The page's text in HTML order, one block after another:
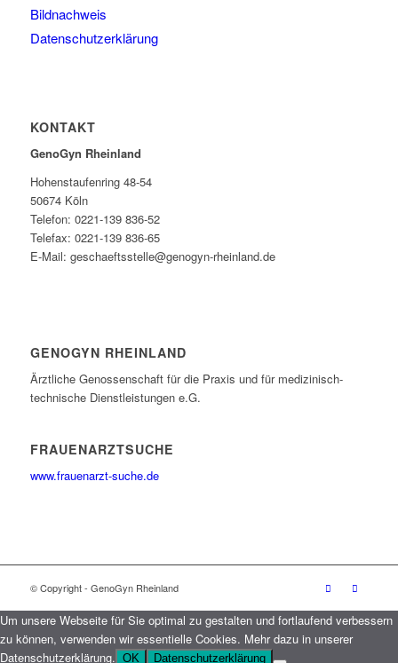
Bildnachweis
Datenschutzerklärung
KONTAKT
GenoGyn Rheinland
Hohenstaufenring 48-54
50674 Köln
Telefon: 0221-139 836-52
Telefax: 0221-139 836-65
E-Mail: geschaeftsstelle@genogyn-rheinland.de
GENOGYN RHEINLAND
Ärztliche Genossenschaft für die Praxis und für medizinisch-
technische Dienstleistungen e.G.
FRAUENARZTSUCHE
www.frauenarzt-suche.de
© Copyright - GenoGyn Rheinland
Um unsere Webseite für Sie optimal zu gestalten und fortlaufend verbessern
zu können, verwenden wir essentielle Cookies. Mehr dazu in unserer
Datenschutzerklärung. OK Datenschutzerklärung